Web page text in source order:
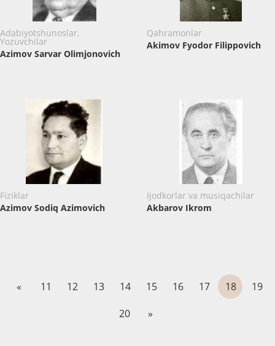
Adabiyotshunoslar,
Yozuvchilar
Azimov Sarvar Olimjonovich
Qahramonlar
Akimov Fyodor Filippovich
Fiziklar
Azimov Sodiq Azimovich
Ijodkorlar va musiqachilar
Akbarov Ikrom
« 11 12 13 14 15 16 17 18
19
20
»